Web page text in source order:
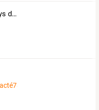
Patrimoine du Pays de Bélâbre